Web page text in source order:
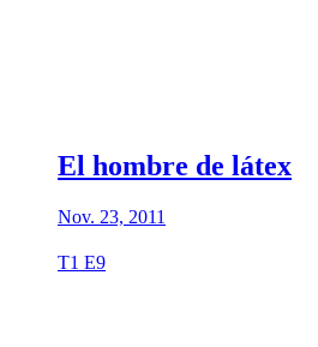
El hombre de látex
Nov. 23, 2011
T1 E9